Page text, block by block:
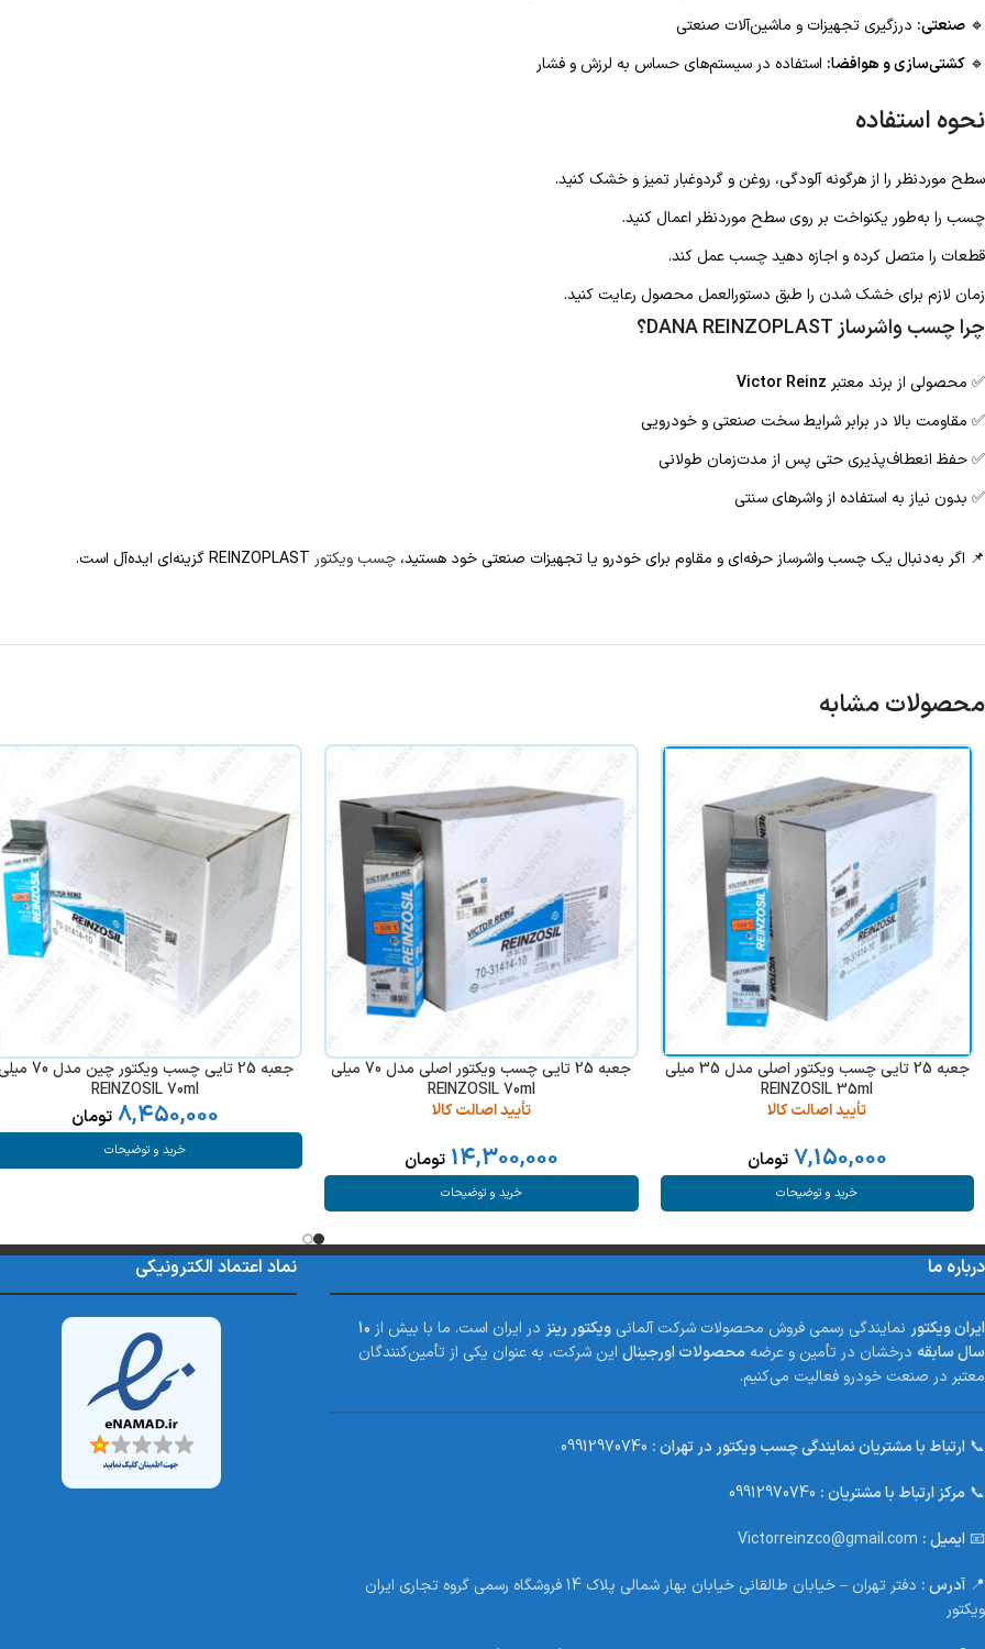
🔹 صنعتی: درزگیری تجهیزات و ماشین‌آلات صنعتی
🔹 کشتی‌سازی و هوافضا: استفاده در سیستم‌های حساس به لرزش و فشار
نحوه استفاده
سطح موردنظر را از هرگونه آلودگی، روغن و گردوغبار تمیز و خشک کنید.
چسب را به‌طور یکنواخت بر روی سطح موردنظر اعمال کنید.
قطعات را متصل کرده و اجازه دهید چسب عمل کند.
زمان لازم برای خشک شدن را طبق دستورالعمل محصول رعایت کنید.
چرا چسب واشرساز DANA REINZOPLAST؟
✅ محصولی از برند معتبر Victor Reinz
✅ مقاومت بالا در برابر شرایط سخت صنعتی و خودرویی
✅ حفظ انعطاف‌پذیری حتی پس از مدت‌زمان طولانی
✅ بدون نیاز به استفاده از واشرهای سنتی
📌 اگر به‌دنبال یک چسب واشرساز حرفه‌ای و مقاوم برای خودرو یا تجهیزات صنعتی خود هستید، چسب ویکتور
محصولات مشابه
جعبه 25 تایی چسب ویکتور اصلی مدل 35 میلی
REINZOSIL 35ml
تأیید اصالت کالا
7,150,000 تومان
خرید و توضیحات
جعبه 25 تایی چسب ویکتور اصلی مدل 70 میلی
REINZOSIL 70ml
تأیید اصالت کالا
14,300,000 تومان
خرید و توضیحات
جعبه 25 تایی چسب ویکتور چین
REINZOSIL 70ml
8,450,000 تومان
خرید و توضیحات
درباره ما
ایران ویکتور نمایندگی رسمی فروش محصولات شرکت آلمانی ویکتور رینز در ایران است. ما با بیش از ۱۰
سال سابقه درخشان در تأمین و عرضه محصولات اورجینال این شرکت، به عنوان یکی از تأمین‌کنندگان
معتبر در صنعت خودرو فعالیت می‌کنیم.
📞 ارتباط با مشتریان نمایندگی چسب ویکتور در تهران : 09912970740
📞 مرکز ارتباط با مشتریان : 09912970740
📧 ایمیل :
📍 آدرس :
دفتر تهران – خیابان طالقانی خیابان بهار شمالی پلاک 14 فروشگاه رسمی گروه تجاری ایران
ویکتور
نماد اعتماد الکترونیکی